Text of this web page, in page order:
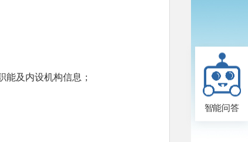
能及内设机构信息；
智能问答